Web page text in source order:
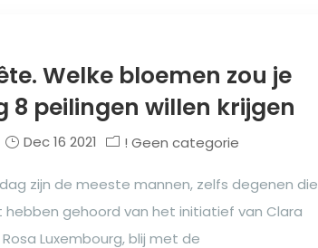
Welke bloemen zou je
8 peilingen willen krijgen
Dec 16 2021 ! Geen categorie
zijn de meeste mannen, zelfs degenen die
hebben gehoord van het initiatief van Clara
Luxembourg, blij met de